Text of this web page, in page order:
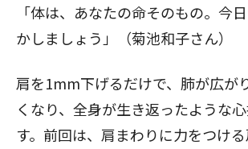
「体は、あなたの命そのもの。今
かしましょう」（菊池和子さん）
肩を1mm下げるだけで、肺が広が
くなり、全身が生き返ったような
す。前回は、 肩まわりに力をつけ